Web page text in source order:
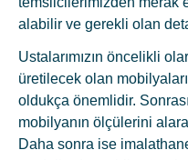
alabilir ve gerekli olan
Ustalarımızın öncelikli
üretilecek olan
oldukça önemlidir.
mobilyanın ölçülerini
Daha sonra ise